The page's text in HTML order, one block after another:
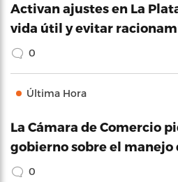
Activan ajustes en La
vida útil y evitar
0
Última Hora
La Cámara de Comercio
gobierno sobre el manejo
0